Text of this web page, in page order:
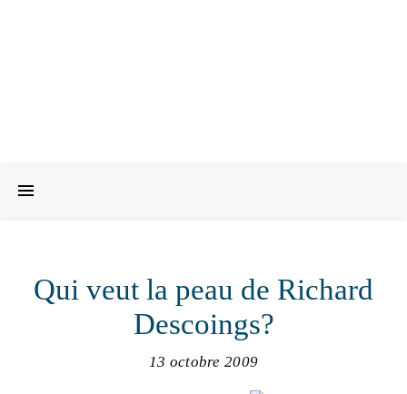
Qui veut la peau de Richard
Descoings?
13 octobre 2009